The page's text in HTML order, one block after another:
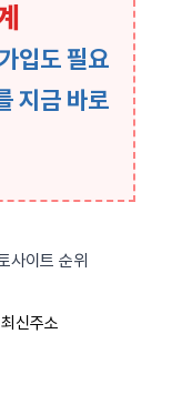
입도 필요
지금 바로